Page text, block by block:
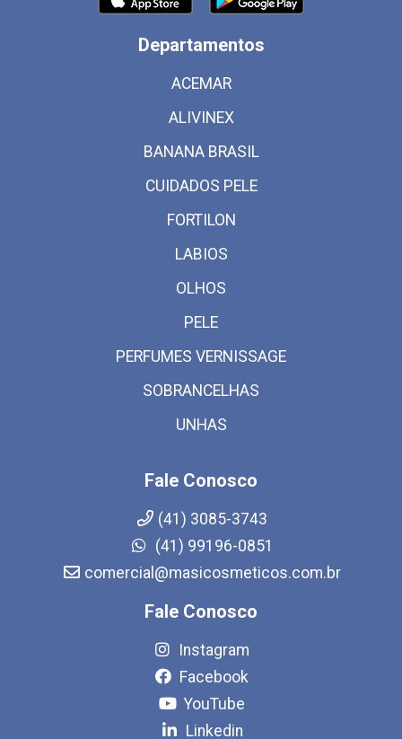
Departamentos
ACEMAR
ALIVINEX
BANANA BRASIL
CUIDADOS PELE
FORTILON
LABIOS
OLHOS
PELE
PERFUMES VERNISSAGE
SOBRANCELHAS
UNHAS
Fale Conosco
(41) 3085-3743
(41) 99196-0851
comercial@masicosmeticos.com.br
Fale Conosco
Instagram
Facebook
YouTube
Linkedin